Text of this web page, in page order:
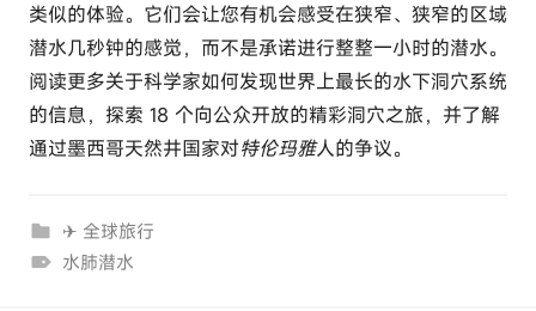
类似的体验。它们会让您有机会感受在狭窄、狭窄的区域
潜水几秒钟的感觉，而不是承诺进行整整一小时的潜水。
阅读更多关于科学家如何发现世界上最长的水下洞穴系统
的信息，探索 18 个向公众开放的精彩洞穴之旅，并了解
通过墨西哥天然井国家对特伦玛雅人的争议。
✈ 全球旅行
水肺潜水